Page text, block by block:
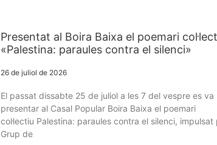
Presentat al Boira Baixa el poemari
«Palestina: paraules contra el silenci»
26 de juliol de 2026
El passat dissabte 25 de juliol a les 7 del vespre es va
presentar al Casal Popular Boira Baixa el poemari
col·lectiu Palestina: paraules contra el silenci, impulsat
Grup de